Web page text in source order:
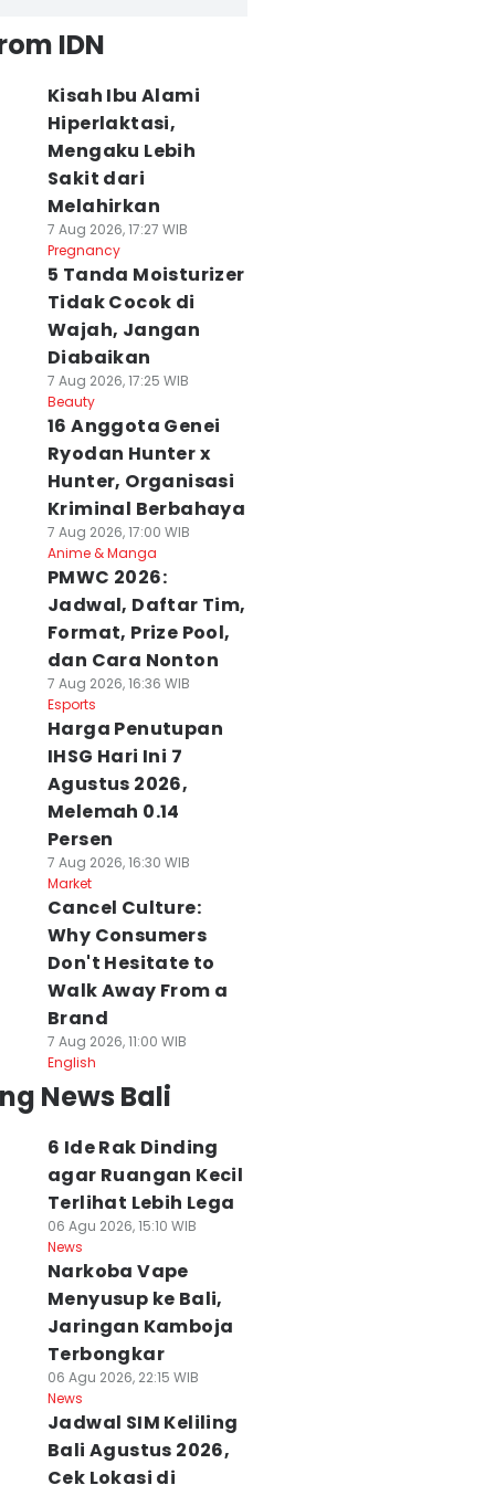
IDN
Kisah Ibu Alami
Hiperlaktasi,
Mengaku Lebih
Sakit dari
Melahirkan
7 Aug 2026, 17:27 WIB
Pregnancy
5 Tanda Moisturizer
Tidak Cocok di
Wajah, Jangan
Diabaikan
7 Aug 2026, 17:25 WIB
Beauty
16 Anggota Genei
Ryodan Hunter x
Hunter, Organisasi
Kriminal Berbahaya
7 Aug 2026, 17:00 WIB
Anime & Manga
PMWC 2026:
Jadwal, Daftar Tim,
Format, Prize Pool,
dan Cara Nonton
7 Aug 2026, 16:36 WIB
Esports
Harga Penutupan
IHSG Hari Ini 7
Agustus 2026,
Melemah 0.14
Persen
7 Aug 2026, 16:30 WIB
Market
Cancel Culture:
Why Consumers
Don't Hesitate to
Walk Away From a
Brand
7 Aug 2026, 11:00 WIB
English
News Bali
6 Ide Rak Dinding
agar Ruangan Kecil
Terlihat Lebih Lega
06 Agu 2026, 15:10 WIB
News
Narkoba Vape
Menyusup ke Bali,
Jaringan Kamboja
Terbongkar
06 Agu 2026, 22:15 WIB
News
Jadwal SIM Keliling
Bali Agustus 2026,
Cek Lokasi di